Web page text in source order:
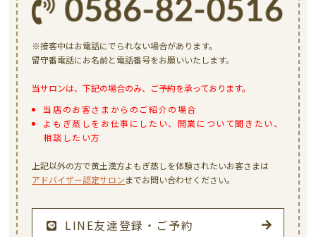
※接客中はお電話にでられない場合があります。
留守番電話にお名前と電話番号をお願いいたします。
当サロンは、下記の場合のみ、ご予約を承っております。
当店のお客さまからのご紹介の場合
よもぎ蒸しをお仕事にしたい、開業について聞きたい、
相談したい方
上記以外の方で黄土漢方よもぎ蒸しを体験されたいお客さまは
アドバイザー認定サロンまでお問い合わせください。
LINE友達登録・ご予約